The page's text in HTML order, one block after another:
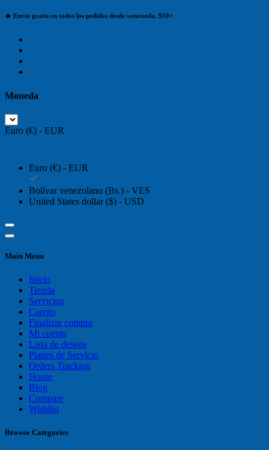
🔥 Envío gratis en todos los pedidos desde venezuela. $50+
Moneda
Euro (€) - EUR
Euro (€) - EUR
Bolívar venezolano (Bs.) - VES
United States dollar ($) - USD
Main Menu
Inicio
Tienda
Servicios
Carrito
Finalizar compra
Mi cuenta
Lista de deseos
Planes de Servicio
Orders Tracking
Home
Blog
Compare
Wishlist
Browse Categories